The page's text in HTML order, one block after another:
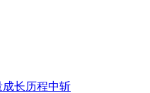
长历程中斩